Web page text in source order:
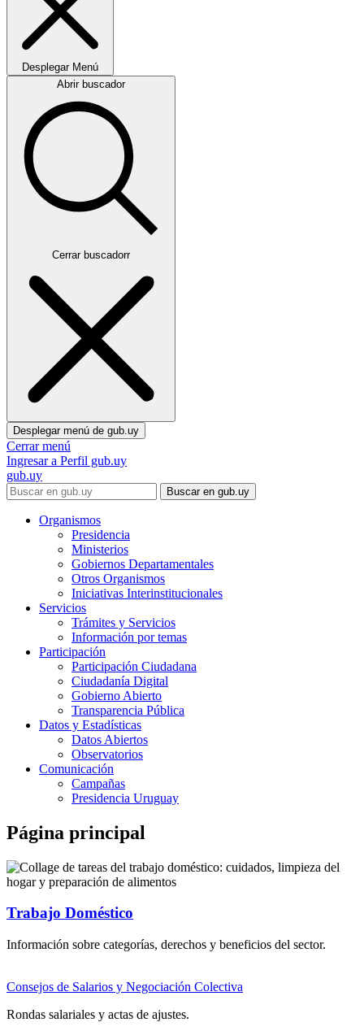
Desplegar Menú
Abrir buscador
Cerrar buscadorr
Desplegar menú de gub.uy
Cerrar menú
Ingresar a Perfil gub.uy
gub.uy
Buscar en gub.uy
Organismos
Presidencia
Ministerios
Gobiernos Departamentales
Otros Organismos
Iniciativas Interinstitucionales
Servicios
Trámites y Servicios
Información por temas
Participación
Participación Ciudadana
Ciudadanía Digital
Gobierno Abierto
Transparencia Pública
Datos y Estadísticas
Datos Abiertos
Observatorios
Comunicación
Campañas
Presidencia Uruguay
Página principal
Trabajo Doméstico
Información sobre categorías, derechos y beneficios del sector.
Consejos de Salarios y Negociación Colectiva
Rondas salariales y actas de ajustes.